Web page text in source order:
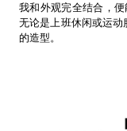
关于我们
我和外观完全结合，
无论是上班休闲或运动
的造型。